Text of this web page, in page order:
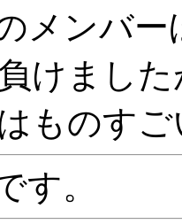
メンバ
けまし
ものす
す。